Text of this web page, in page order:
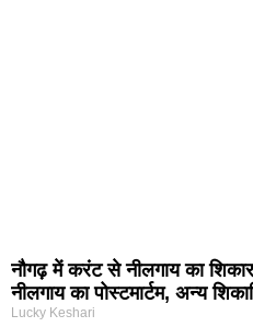
नौगढ़ में करंट से नीलगाय का
नीलगाय का पोस्टमार्टम, अन्य
Lucky Keshari